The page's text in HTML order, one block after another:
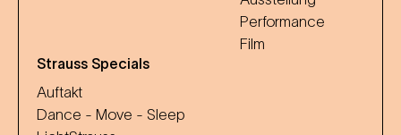
Performance
Film
Strauss Specials
Auftakt
Dance - Move - Sleep